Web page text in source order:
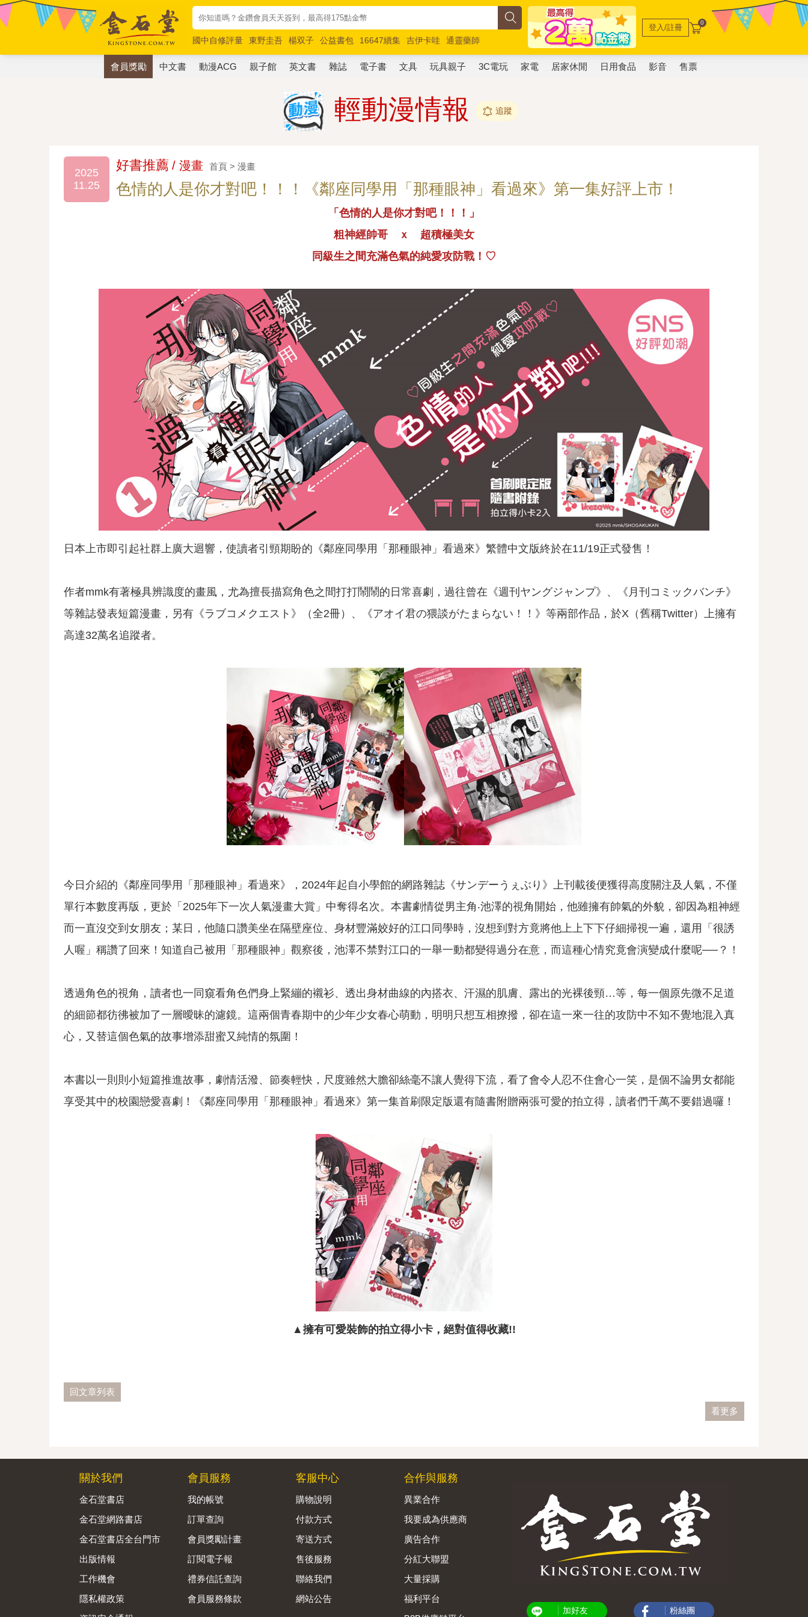
國中自修評量 東野圭吾 楊双子 公益書包 16647續集 吉伊卡哇
通靈藥師
唯紅花綻放
奧德賽 路邊攤新作 馬斯克 玩具總動員5 超慢跑
登入/註冊 0
會員獎勵 中文書 動漫ACG 親子館 英文書 雜誌 電子書 文具 玩具親子 3C電玩 家電 居家休閒 日用食品 影音 售票
輕動漫情報 追蹤
2025
11.25
好書推薦 / 漫畫 首頁 > 漫畫
色情的人是你才對吧！！！《鄰座同學用「那種眼神」看過來》第一集好評上市！
「色情的人是你才對吧！！！」
粗神經帥哥 ｘ 超積極美女
同級生之間充滿色氣的純愛攻防戰！♡
日本上市即引起社群上廣大迴響，使讀者引頸期盼的《鄰座同學用「那種眼神」看過來》繁體中文版終於在11/19正式發售！
作者mmk有著極具辨識度的畫風，尤為擅長描寫角色之間打打鬧鬧的日常喜劇，過往曾在《週刊ヤングジャンプ》、《月刊コミックバンチ》
等雜誌發表短篇漫畫，另有《ラブコメクエスト》（全2冊）、《アオイ君の猥談がたまらない！！》等兩部作品，於X（舊稱Twitter）上擁有
高達32萬名追蹤者。
今日介紹的《鄰座同學用「那種眼神」看過來》，2024年起自小學館的網路雜誌《サンデーうぇぶり》上刊載後便獲得高度關注及人氣，不僅
單行本數度再版，更於「2025年下一次人氣漫畫大賞」中奪得名次。本書劇情從男主角‧池澤的視角開始，他雖擁有帥氣的外貌，卻因為粗神經
而一直沒交到女朋友；某日，他隨口讚美坐在隔壁座位、身材豐滿姣好的江口同學時，沒想到對方竟將他上上下下仔細掃視一遍，還用「很誘
人喔」稱讚了回來！知道自己被用「那種眼神」觀察後，池澤不禁對江口的一舉一動都變得過分在意，而這種心情究竟會演變成什麼呢──？！
透過角色的視角，讀者也一同窺看角色們身上緊繃的襯衫、透出身材曲線的內搭衣、汗濕的肌膚、露出的光裸後頸…等，每一個原先微不足道
的細節都彷彿被加了一層曖昧的濾鏡。這兩個青春期中的少年少女春心萌動，明明只想互相撩撥，卻在這一來一往的攻防中不知不覺地混入真
心，又替這個色氣的故事增添甜蜜又純情的氛圍！
本書以一則則小短篇推進故事，劇情活潑、節奏輕快，尺度雖然大膽卻絲毫不讓人覺得下流，看了會令人忍不住會心一笑，是個不論男女都能
享受其中的校園戀愛喜劇！《鄰座同學用「那種眼神」看過來》第一集首刷限定版還有隨書附贈兩張可愛的拍立得，讀者們千萬不要錯過囉！
▲擁有可愛裝飾的拍立得小卡，絕對值得收藏!!
回文章列表
看更多
關於我們
金石堂書店
金石堂網路書店
金石堂書店全台門市
出版情報
工作機會
隱私權政策
會員服務
我的帳號
訂單查詢
會員獎勵計畫
訂閱電子報
禮券信託查詢
會員服務條款
客服中心
購物說明
付款方式
寄送方式
售後服務
聯絡我們
網站公告
合作與服務
異業合作
我要成為供應商
廣告合作
分紅大聯盟
大量採購
福利平台
加好友 粉絲團